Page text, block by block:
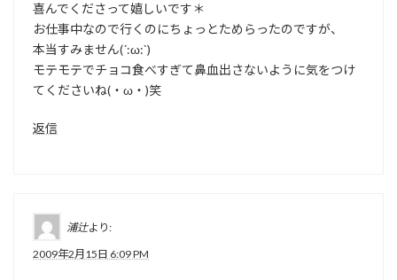
喜んでくださって嬉しいです＊
お仕事中なので行くのにちょっとためらったのですが、
本当すみません(´:ω:`)
モテモテでチョコ食べすぎて鼻血出さないように気をつけ
てくださいね(・ω・)笑
返信
浦辻より:
2009年2月15日 6:09 PM